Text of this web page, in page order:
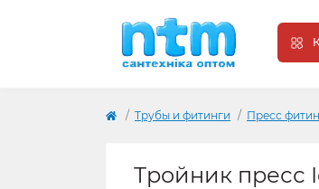
Трубы и фитинги Пресс
Тройник пресс